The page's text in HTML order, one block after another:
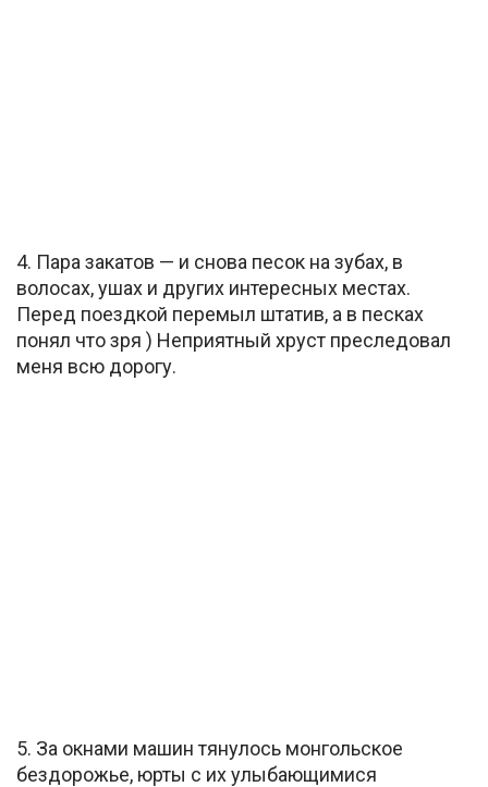
4. Пара закатов — и снова песок на зубах, в
волосах, ушах и других интересных местах.
Перед поездкой перемыл штатив, а в песках
понял что зря ) Неприятный хруст преследовал
меня всю дорогу.
5. За окнами машин тянулось монгольское
бездорожье, юрты с их улыбающимися